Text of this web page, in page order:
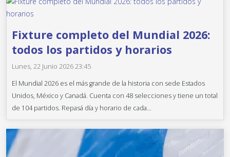
Fixture completo del Mundial 2026:
todos los partidos y horarios
Lunes, 22 Junio 2026 23:45
El Mundial 2026 es el más grande de la historia con sede Estados
Unidos, México y Canadá. Cuenta con 48 selecciones y tiene un total
de 104 partidos. Repasá día y horario de cada...